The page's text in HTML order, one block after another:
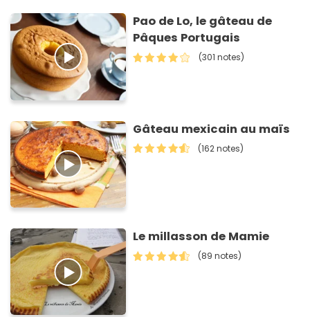
Pao de Lo, le gâteau de
Pâques Portugais
(301 notes)
Gâteau mexicain au maïs
(162 notes)
Le millasson de Mamie
(89 notes)